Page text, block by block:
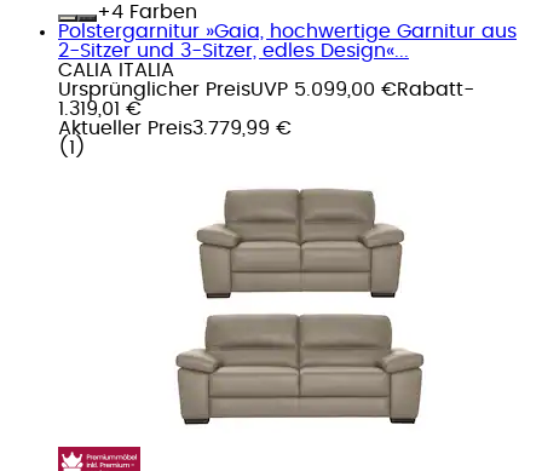
+
Farben
Polstergarnitur »Gaia, hochwertige Garnitur aus
2-Sitzer und 3-Sitzer, edles Design«...
CALIA ITALIA
Ursprünglicher PreisUVP 5.099,00 €Rabatt-
1.319,01 €
Aktueller Preis3.779,99 €
( 1 )